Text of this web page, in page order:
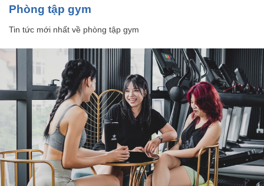
phòng tập gym
Tin tức mới nhất về phòng tập gym